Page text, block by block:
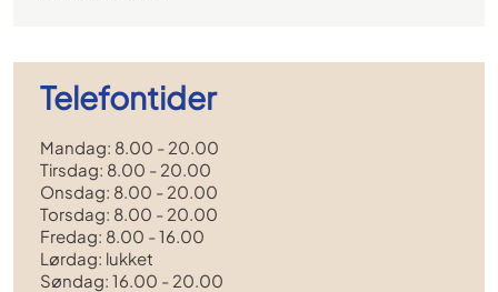
Telefontider
Mandag: 8.00 - 20.00
Tirsdag: 8.00 - 20.00
Onsdag: 8.00 - 20.00
Torsdag: 8.00 - 20.00
Fredag: 8.00 - 16.00
Lørdag: lukket
Søndag: 16.00 - 20.00